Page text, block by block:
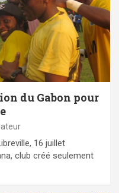
du Gabon pour
16 juillet
club créé seulement